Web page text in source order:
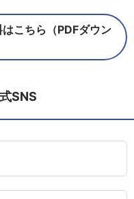
こちら（PDFダウン
SNS